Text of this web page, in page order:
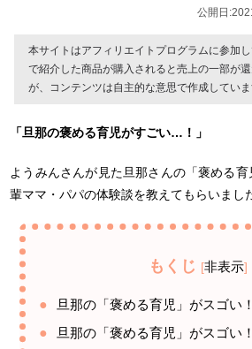
公開日
本サイトはアフィリエイトプログラムに参加
で紹介した商品が購入されると売上の一部が
が、コンテンツは自主的な意思で作成していま
「旦那の褒める育児がすごい…！」
ようみんさんが見た旦那さんの「褒める
輩ママ・パパの体験談を教えてもらいまし
もくじ [非表示]
旦那の「褒める育児」がスゴい
旦那の「褒める育児」がスゴい